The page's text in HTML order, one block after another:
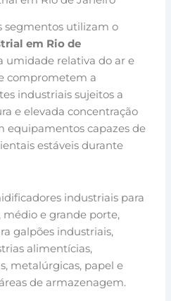
segmentos utilizam o
em Rio de
umidade relativa do ar e
comprometem a
industriais sujeitos a
e elevada concentração
equipamentos capazes de
estáveis durante
industriais para
médio e grande porte,
galpões industriais,
alimentícias,
metalúrgicas, papel e
de armazenagem.